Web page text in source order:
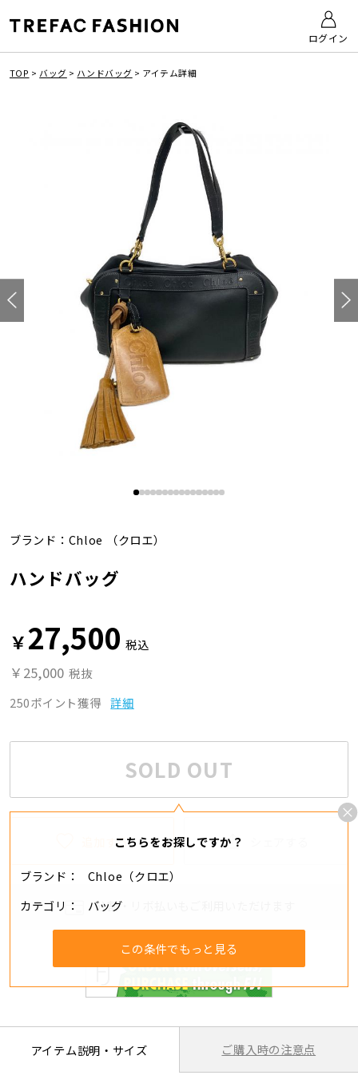
ログイン
TOP >バッグ > ハンドバッグ > アイテム詳細
ブランド： Chloe （クロエ）
ハンドバッグ
￥27,500 税込
￥25,000 税抜
250ポイント獲得 詳細
SOLD OUT
こちらをお探しですか？
ブランド
Chloe（クロエ）
カテゴリ
バッグ
この条件でもっと見る
追加する
分割・リボ払いもご利用いただけます
アイテム説明・サイズ ご購入時の注意点